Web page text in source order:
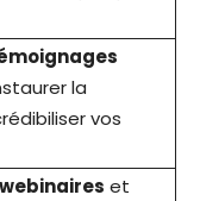
la
vos
webinaires et